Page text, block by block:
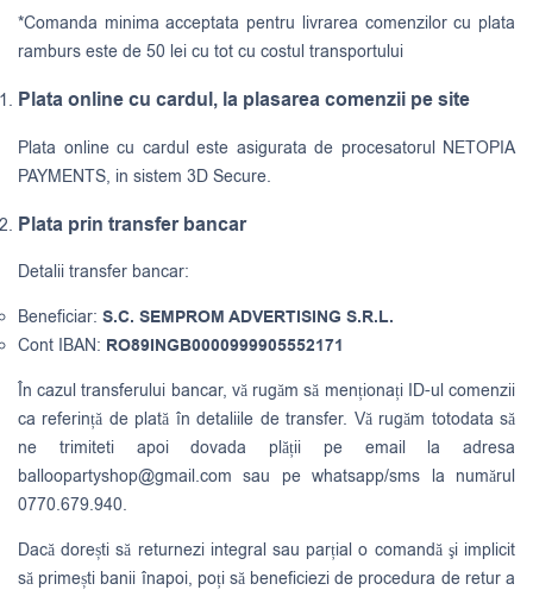
*Comanda minima acceptata pentru livrarea comenzilor cu plata
ramburs este de 50 lei cu tot cu costul transportului
Plata online cu cardul, la plasarea comenzii pe site
Plata online cu cardul este asigurata de procesatorul NETOPIA
PAYMENTS, in sistem 3D Secure.
Plata prin transfer bancar
Detalii transfer bancar:
Beneficiar: S.C. SEMPROM ADVERTISING S.R.L.
Cont IBAN: RO89INGB0000999905552171
În cazul transferului bancar, vă rugăm să menționați ID-ul comenzii
ca referință de plată în detaliile de transfer. Vă rugăm totodata să
ne trimiteti apoi dovada plății pe email la adresa
balloopartyshop@gmail.com sau pe whatsapp/sms la numărul
0770.679.940.
Dacă dorești să returnezi integral sau parțial o comandă şi implicit
să primești banii înapoi, poți să beneficiezi de procedura de retur a